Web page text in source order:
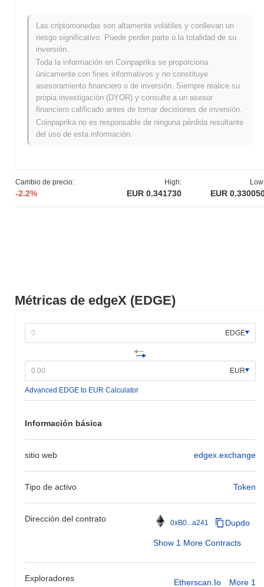
Métricas de edgeX (EDGE)
EDGE
EUR
Advanced EDGE to EUR Calculator
Información básica
sitio web edgex.exchange
Tipo de activo Token
Dirección del contrato 0xB0...a241 Dupdo
Show 1 More Contracts
Exploradores Etherscan.io More 1
Cambio de precio:
-2.2%
High:
EUR 0.341730 EUR
en
comparación con el día anterior. Esto sugiere un aumento a corto
plazo en la actividad de trading.
¿Cuál es el historial del rango de precios de
edgeX?
Máximo Histórico (ATH):€1.33
Mínimo Histórico (ATL):NaN
edgeX se negocia actualmente~74.96%por debajo de su ATH .
¿Cuál es la capitalización de mercado actual de
La capitalización de mercado de edgeX es aproximadamente
€116,885,543.00
, clasificándolo en el puesto #204 globalmente
relación con el impulso del mercado más amplio.
Las criptomonedas son altamente volátiles y conllevan un
riesgo significativo. Puede perder parte o la totalidad de su
inversión.
Toda la información en Coinpaprika se proporciona
únicamente con fines informativos y no constituye
asesoramiento financiero o de inversión. Siempre realice su
propia investigación (DYOR) y consulte a un asesor
financiero calificado antes de tomar decisiones de inversión.
Coinpaprika no es responsable de ninguna pérdida resultante
del uso de esta información.